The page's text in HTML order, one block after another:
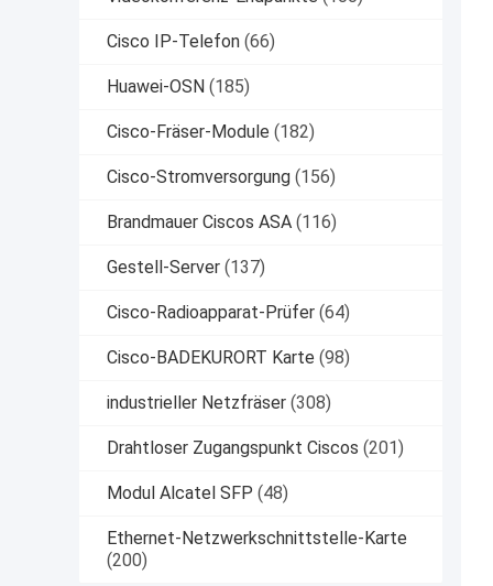
Cisco IP-Telefon (66)
Huawei-OSN (185)
Cisco-Fräser-Module (182)
Cisco-Stromversorgung (156)
Brandmauer Ciscos ASA (116)
Gestell-Server (137)
Cisco-Radioapparat-Prüfer (64)
Cisco-BADEKURORT Karte (98)
industrieller Netzfräser (308)
Drahtloser Zugangspunkt Ciscos (201)
Modul Alcatel SFP (48)
Ethernet-Netzwerkschnittstelle-Karte
(200)